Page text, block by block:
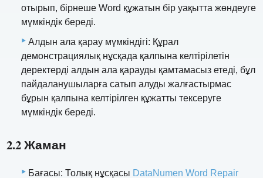
отырып, бірнеше Word құжатын бір уақытта жөндеуге
мүмкіндік береді.
Алдын ала қарау мүмкіндігі: Құрал
демонстрациялық нұсқада қалпына келтірілетін
деректерді алдын ала қарауды қамтамасыз етеді, бұл
пайдаланушыларға сатып алуды жалғастырмас
бұрын қалпына келтірілген құжатты тексеруге
мүмкіндік береді.
2.2 Жаман
Бағасы: Толық нұсқасы DataNumen Word Repair